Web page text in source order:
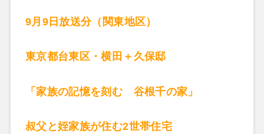
9月9日放送分（関東地区）
東京都台東区・横田＋久保邸
「家族の記憶を刻む 谷根千の家」
叔父と姪家族が住む2世帯住宅